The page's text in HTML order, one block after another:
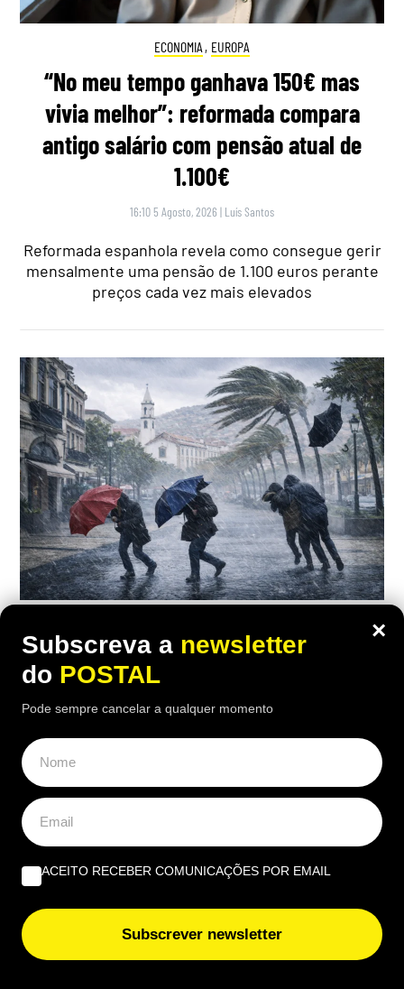
ECONOMIA , EUROPA
“No meu tempo ganhava 150€ mas
vivia melhor”: reformada compara
antigo salário com pensão atual de
1.100€
16:10 5 Agosto, 2026 | Luís Santos
Reformada espanhola revela como consegue gerir
mensalmente uma pensão de 1.100 euros perante
preços cada vez mais elevados
Vem aí chuva forte, trovoada e rajadas
até 100 km/h: depressão vai ‘castigar’
esta região
Chuva por vezes fortes, trovoada e rajadas até 100
km/h deverão marcar o estado do tempo num dos
×
Subscreva a newsletter
do POSTAL
Pode sempre cancelar a qualquer momento
ACEITO RECEBER COMUNICAÇÕES POR EMAIL
Subscrever newsletter